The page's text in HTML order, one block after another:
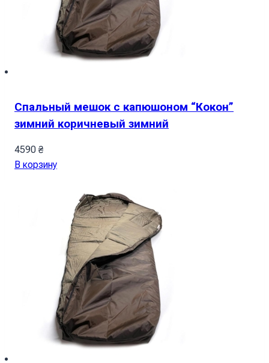
Спальный мешок с капюшоном “Кокон”
зимний коричневый зимний
4590 ₴
В корзину